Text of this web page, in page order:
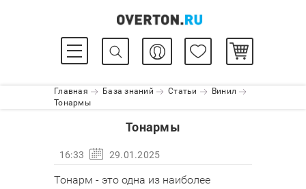
Главная База знаний Статьи
Винил
Тонармы
Тонармы
16:33 29.01.2025
Тонарм - это одна из наиболее